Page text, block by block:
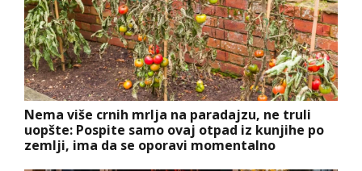
Nema više crnih mrlja na paradajzu, ne truli
uopšte: Pospite samo ovaj otpad iz kunjihe po
zemlji, ima da se oporavi momentalno